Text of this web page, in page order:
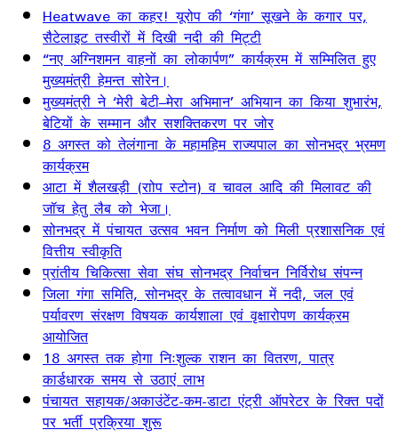
Heatwave का कहर! यूरोप की ‘गंगा’ सूखने के कगार पर,
सैटेलाइट तस्वीरों में दिखी नदी की मिट्टी
“नए अग्निशमन वाहनों का लोकार्पण” कार्यक्रम में सम्मिलित हुए
मुख्यमंत्री हेमन्त सोरेन।
मुख्यमंत्री ने ‘मेरी बेटी–मेरा अभिमान’ अभियान का किया शुभारंभ,
बेटियों के सम्मान और सशक्तिकरण पर जोर
8 अगस्त को तेलंगाना के महामहिम राज्यपाल का सोनभद्र भ्रमण
कार्यक्रम
आटा में शैलखड़ी (राोप स्टोन) व चावल आदि की मिलावट की
जॉच हेतु लैब को भेजा।
सोनभद्र में पंचायत उत्सव भवन निर्माण को मिली प्रशासनिक एवं
वित्तीय स्वीकृति
प्रांतीय चिकित्सा सेवा संघ सोनभद्र निर्वाचन निर्विरोध संपन्न
जिला गंगा समिति, सोनभद्र के तत्वावधान में नदी, जल एवं
पर्यावरण संरक्षण विषयक कार्यशाला एवं वृक्षारोपण कार्यक्रम
आयोजित
18 अगस्त तक होगा निःशुल्क राशन का वितरण, पात्र
कार्डधारक समय से उठाएं लाभ
पंचायत सहायक/अकाउंटेंट-कम-डाटा एंट्री ऑपरेटर के रिक्त पदों
पर भर्ती प्रक्रिया शुरू